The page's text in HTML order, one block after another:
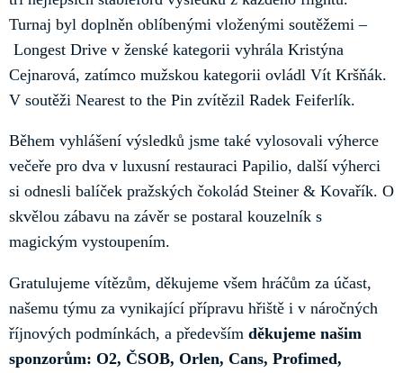
Turnaj byl doplněn oblíbenými vloženými soutěžemi –
Longest Drive v ženské kategorii vyhrála Kristýna
Cejnarová, zatímco mužskou kategorii ovládl Vít Kršňák.
V soutěži Nearest to the Pin zvítězil Radek Feiferlík.
Během vyhlášení výsledků jsme také vylosovali výherce
večeře pro dva v luxusní restauraci Papilio, další výherci
si odnesli balíček pražských čokolád Steiner & Kovařík. O
skvělou zábavu na závěr se postaral kouzelník s
magickým vystoupením.
Gratulujeme vítězům, děkujeme všem hráčům za účast,
našemu týmu za vynikající přípravu hřiště i v náročných
říjnových podmínkách, a především děkujeme našim
sponzorům: O2, ČSOB, Orlen, Cans, Profimed,